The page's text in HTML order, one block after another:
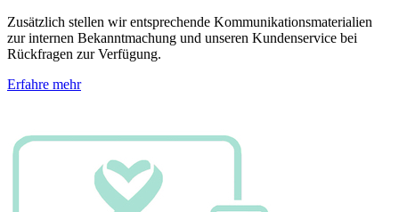
Zusätzlich stellen wir entsprechende Kommunikationsmaterialien
zur internen Bekanntmachung und unseren Kundenservice bei
Rückfragen zur Verfügung.
Erfahre mehr